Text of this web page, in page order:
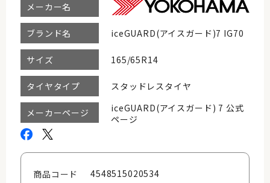
メーカー名
ブランド名 iceGUARD(アイスガード)7 IG70
サイズ 165/65R14
タイヤタイプ スタッドレスタイヤ
メーカーページ
iceGUARD(アイスガード) 7 公式
ページ
商品コード
4548515020534